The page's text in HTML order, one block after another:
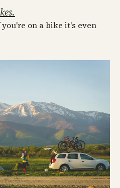
on a bike it's even